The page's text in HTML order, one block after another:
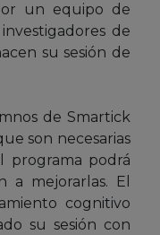
un equipo de
de
su sesión de
de Smartick
son necesarias
programa podrá
a mejorarlas. El
cognitivo
su sesión con